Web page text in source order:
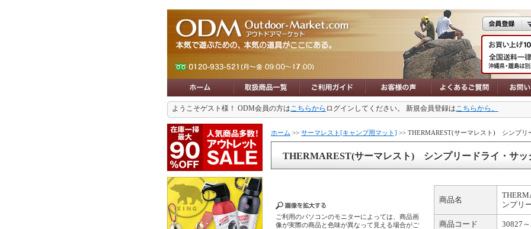
ようこそゲスト様！ ODM会員の方はこちらから ログインしてください。 新規会員登録はこちらから。
ホーム >> サーマレスト[キャンプ用マット] >> THERMAREST(サーマレスト) シンプリ
THERMAREST(サーマレスト) シンプリードライ・サッ
ご利用のパソコンのモニターによっては、商品画
像が実際の商品と色味が異なって見える場合がご
商品名
ンプリ
商品コード 30827